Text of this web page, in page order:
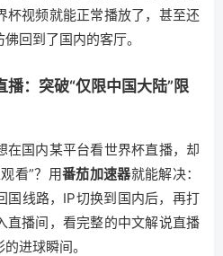
杯视频就能正常播放了，甚至还
回到了国内的客厅。
：突破“仅限中国大陆”限
在国内某平台看世界杯直播，却
看”？用番茄加速器就能解决：
国线路，IP切换到国内后，再打
直播间，看完整的中文解说直播
进球瞬间。